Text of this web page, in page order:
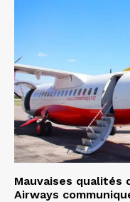
Mauvaises qualités
Airways